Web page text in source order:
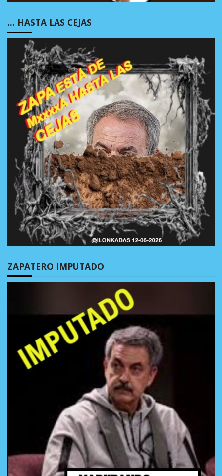
… HASTA LAS CEJAS
ZAPATERO IMPUTADO